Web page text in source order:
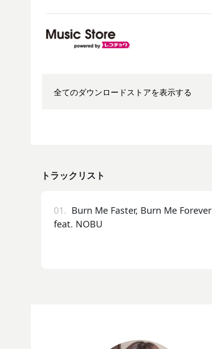
全てのダウンロードストアを表示する
トラックリスト
01. Burn Me Faster, Burn Me Forever
feat. NOBU